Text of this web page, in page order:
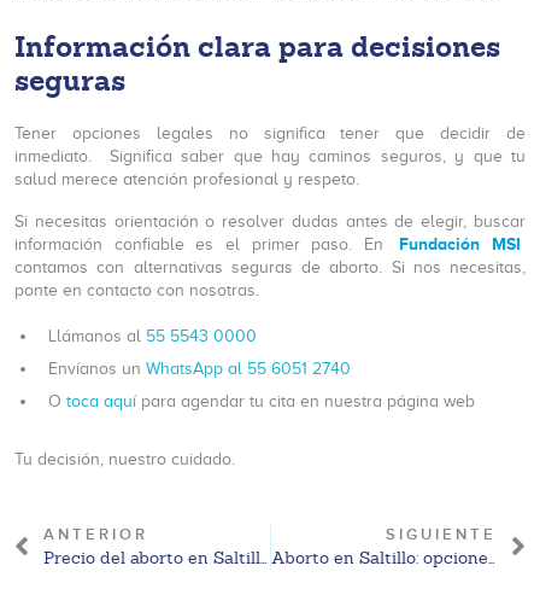
Información clara para decisiones
seguras
Tener opciones legales no significa tener que decidir de
inmediato. Significa saber que hay caminos seguros, y que tu
salud merece atención profesional y respeto.
Si necesitas orientación o resolver dudas antes de elegir, buscar
información confiable es el primer paso. En
Fundación MSI
contamos con alternativas seguras de aborto. Si nos necesitas,
ponte en contacto con nosotras.
Llámanos al 55 5543 0000
Envíanos un WhatsApp al 55 6051 2740
O toca aquípara agendar tu cita en nuestra página web
Tu decisión, nuestro cuidado.
ANTERIOR
Precio del aborto en Saltillo en 2026: precios aproximados y contexto legal
SIGUIENTE
Aborto en Saltillo: opciones legales y orientación disponible